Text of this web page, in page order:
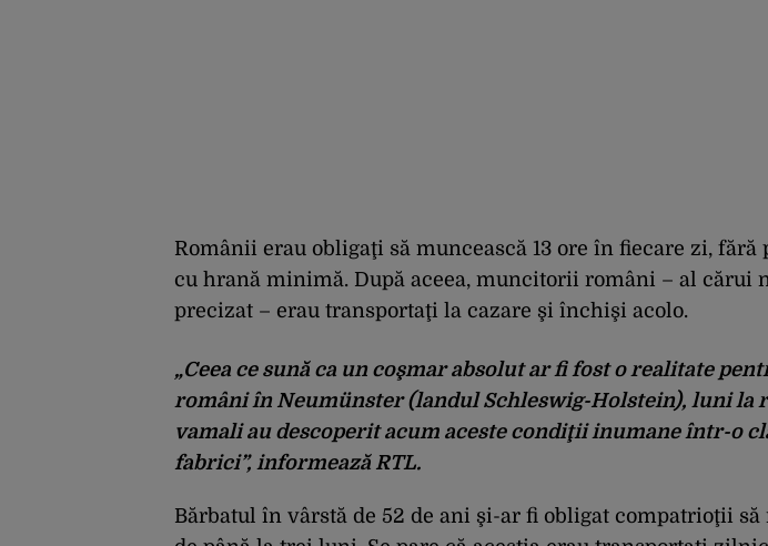
Românii erau obligaţi să muncească 13 ore în fiecare zi, fără
cu hrană minimă. După aceea, muncitorii români – al cărui
precizat – erau transportaţi la cazare şi închişi acolo.
„Ceea ce sună ca un coşmar absolut ar fi fost o realitate
români în Neumünster (landul Schleswig-Holstein), luni la
vamali au descoperit acum aceste condiţii inumane într-o
fabrici”, informează RTL.
Bărbatul în vârstă de 52 de ani şi-ar fi obligat compatrioţii